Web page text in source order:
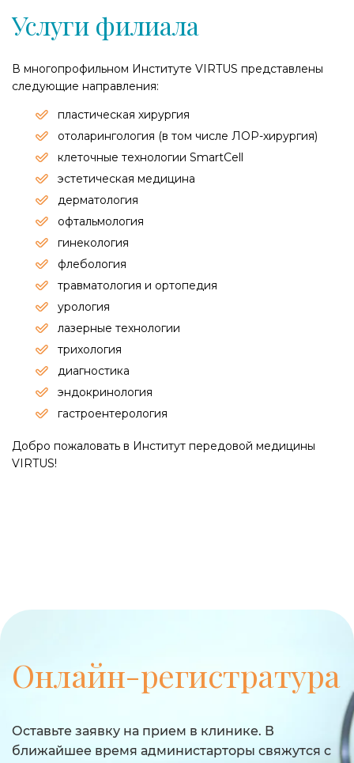
Услуги филиала
В многопрофильном Институте VIRTUS представлены
следующие направления:
пластическая хирургия
отоларингология (в том числе ЛОР-хирургия)
клеточные технологии SmartCell
эстетическая медицина
дерматология
офтальмология
гинекология
флебология
травматология и ортопедия
урология
лазерные технологии
трихология
диагностика
эндокринология
гастроентерология
Добро пожаловать в Институт передовой медицины
VIRTUS!
Онлайн-регистратура
Оставьте заявку на прием в клинике. В
ближайшее время администарторы свяжутся с